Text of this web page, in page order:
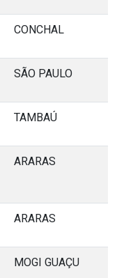
CONCHAL
SÃO PAULO
TAMBAÚ
ARARAS
ARARAS
MOGI GUAÇU